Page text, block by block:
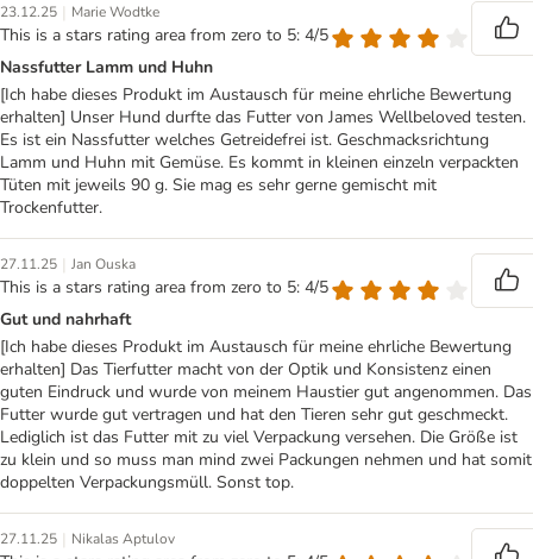
23.12.25 | Marie Wodtke
This is a stars rating area from zero to 5: 4/5
Nassfutter Lamm und Huhn
[Ich habe dieses Produkt im Austausch für meine ehrliche Bewertung
erhalten] Unser Hund durfte das Futter von James Wellbeloved testen.
Es ist ein Nassfutter welches Getreidefrei ist. Geschmacksrichtung
Lamm und Huhn mit Gemüse. Es kommt in kleinen einzeln verpackten
Tüten mit jeweils 90 g. Sie mag es sehr gerne gemischt mit
Trockenfutter.
27.11.25 | Jan Ouska
This is a stars rating area from zero to 5: 4/5
Gut und nahrhaft
[Ich habe dieses Produkt im Austausch für meine ehrliche Bewertung
erhalten] Das Tierfutter macht von der Optik und Konsistenz einen
guten Eindruck und wurde von meinem Haustier gut angenommen. Das
Futter wurde gut vertragen und hat den Tieren sehr gut geschmeckt.
Lediglich ist das Futter mit zu viel Verpackung versehen. Die Größe ist
zu klein und so muss man mind zwei Packungen nehmen und hat somit
doppelten Verpackungsmüll. Sonst top.
27.11.25 | Nikalas Aptulov